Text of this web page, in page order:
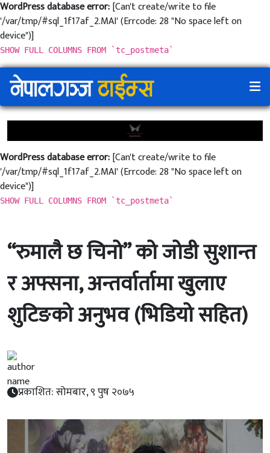
WordPress database error:[Can't create/write to file
'/var/tmp/#sql_1f17af_2.MAI' (Errcode: 28 "No space left on
device")]
SHOW FULL COLUMNS FROM `tc_postmeta`
WordPress database error:[Can't create/write to file
'/var/tmp/#sql_1f17af_2.MAI' (Errcode: 28 "No space left on
device")]
SHOW FULL COLUMNS FROM `tc_postmeta`
“रुमालै छ चिनो” को जोडी सुशान्त
र अफ्सना, अन्तर्वार्तामा खुलाए
शुटिङको अनुभव (भिडियो सहित)
प्रकाशित: सोमबार, ९ पुष २०७५